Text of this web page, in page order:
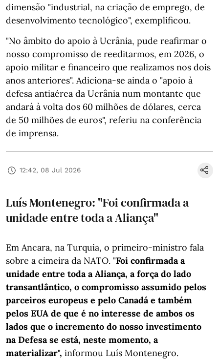
dimensão "industrial, na criação de emprego, de
desenvolvimento tecnológico", exemplificou.
"No âmbito do apoio à Ucrânia, pude reafirmar o
nosso compromisso de reeditarmos, em 2026, o
apoio militar e financeiro que realizamos nos dois
anos anteriores". Adiciona-se ainda o "apoio à
defesa antiaérea da Ucrânia num montante que
andará à volta dos 60 milhões de dólares, cerca
de 50 milhões de euros", referiu na conferência
de imprensa.
12:42, 08 Jul 2026
Luís Montenegro: "Foi confirmada a
unidade entre toda a Aliança"
Em Ancara, na Turquia, o primeiro-ministro fala
sobre a cimeira da NATO. "Foi confirmada a
unidade entre toda a Aliança, a força do lado
transantlântico, o compromisso assumido pelos
parceiros europeus e pelo Canadá e também
pelos EUA de que é no interesse de ambos os
lados que o incremento do nosso investimento
na Defesa se está, neste momento, a
materializar", informou Luís Montenegro.